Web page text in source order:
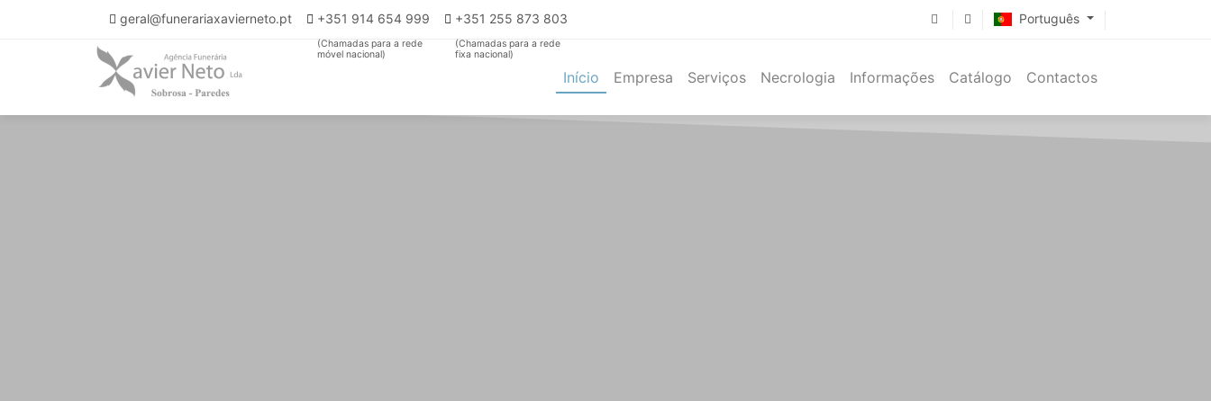
geral@funerariaxavierneto.pt +351 914 654 999
(Chamadas para a rede
móvel nacional)
+351 255 873 803
(Chamadas para a rede
fixa nacional)
Português
Início
(current)
Empresa Serviços Necrologia Informações Catálogo Contactos